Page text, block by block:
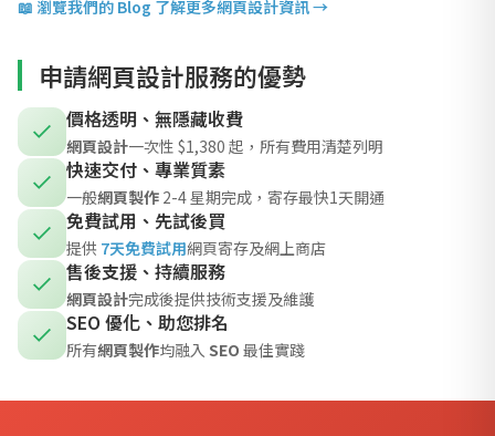
📖 瀏覽我們的 Blog 了解更多網頁設計資訊 →
申請網頁設計服務的優勢
價格透明、無隱藏收費
網頁設計一次性 $1,380 起，所有費用清楚列明
快速交付、專業質素
一般網頁製作 2-4 星期完成，寄存最快1天開通
免費試用、先試後買
提供 7天免費試用網頁寄存及網上商店
售後支援、持續服務
網頁設計完成後提供技術支援及維護
SEO 優化、助您排名
所有網頁製作均融入 SEO 最佳實踐